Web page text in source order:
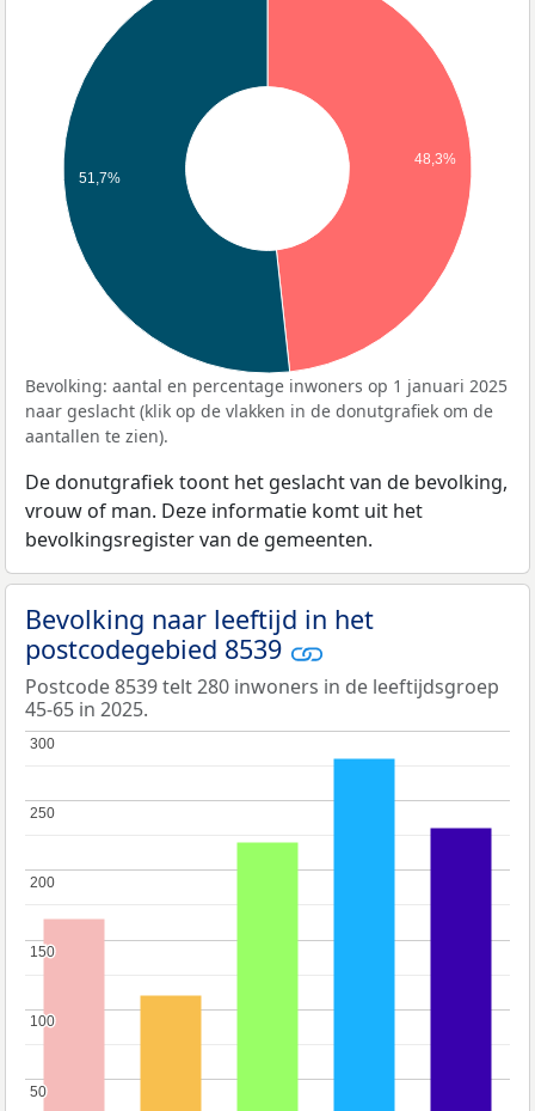
48,3%
51,7%
Bevolking: aantal en percentage inwoners op 1 januari 2025
naar geslacht (klik op de vlakken in de donutgrafiek om de
aantallen te zien).
De donutgrafiek toont het geslacht van de bevolking,
vrouw of man. Deze informatie komt uit het
bevolkingsregister van de gemeenten.
Bevolking naar leeftijd in het
postcodegebied 8539
Postcode 8539 telt 280 inwoners in de leeftijdsgroep
45-65 in 2025.
50
50
100
100
150
150
200
200
250
250
300
300